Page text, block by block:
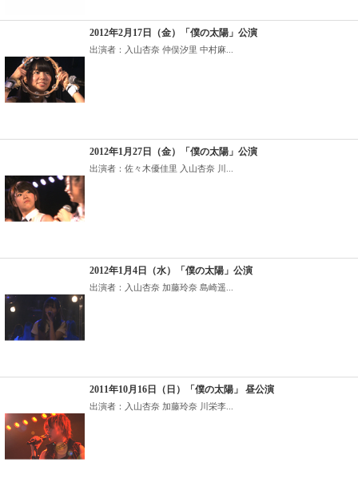
2012年2月17日（金）「僕の太陽」公演
出演者：入山杏奈 仲俣汐里 中村麻...
2012年1月27日（金）「僕の太陽」公演
出演者：佐々木優佳里 入山杏奈 川...
2012年1月4日（水）「僕の太陽」公演
出演者：入山杏奈 加藤玲奈 島崎遥...
2011年10月16日（日）「僕の太陽」 昼公演
出演者：入山杏奈 加藤玲奈 川栄李...